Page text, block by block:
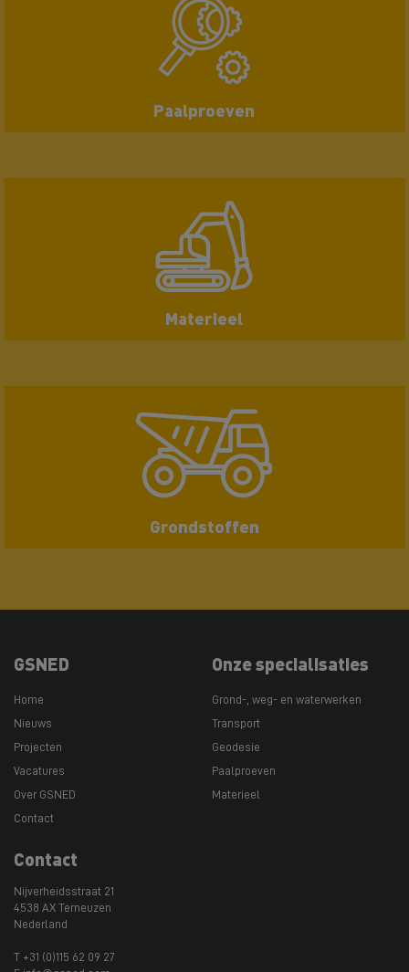
Paalproeven
Materieel
Grondstoffen
GSNED
Home
Nieuws
Projecten
Vacatures
Over GSNED
Contact
Onze specialisaties
Grond-, weg- en waterwerken
Transport
Geodesie
Paalproeven
Materieel
Contact
Nijverheidsstraat 21
4538 AX Terneuzen
Nederland
T +31 (0)115 62 09 27